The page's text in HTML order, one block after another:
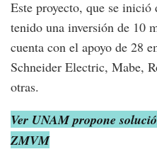
Este proyecto, que se inició
tenido una inversión de 10
cuenta con el apoyo de 28
Schneider Electric, Mabe,
otras.
Ver UNAM propone
ZMVM